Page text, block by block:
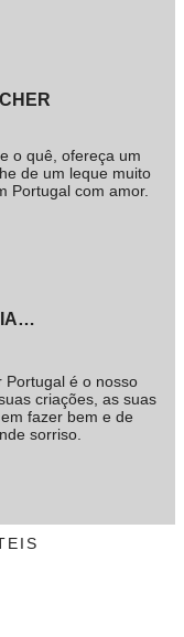
o quê, ofereça um
de um leque muito
Portugal com amor.
Portugal é o nosso
criações, as suas
fazer bem e de
sorriso.